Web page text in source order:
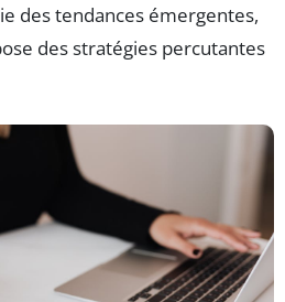
des tendances émergentes,
des stratégies percutantes